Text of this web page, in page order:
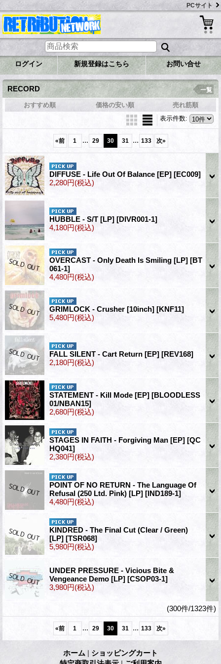
PCサイト
ログイン 新規登録はこちら お問い合せ
RECORD 一覧
おすすめ順 価格の安い順
売れ筋順
表示件数:
«前 1 ... 29 30 31 ... 133 次»
DIFFUSE - Life Out Of Balance [EP] [EC009]
2,280円(税込)
HUBBLE - S/T [LP] [DIVR001-1]
4,180円(税込)
OVERCAST - Only Death Is Smiling [LP] [BT
061-1]
4,480円(税込)
GRIMLOCK - Crusher [10inch] [KNF11]
5,480円(税込)
FALL SILENT - Cart Return [EP] [REV168]
2,180円(税込)
STATEMENT - Kill Mode [EP] [BLOODLESS
01/NBAN15]
2,680円(税込)
STAGES IN FAITH - Forgiving Man [EP] [QC
HQ041]
2,380円(税込)
POINT OF NO RETURN - The Language Of
Refusal (250 Ltd. Pink) [LP] [IND189-1]
4,480円(税込)
KINDRED - The Final Cut (Clear / Green)
[LP] [TSR068]
5,980円(税込)
UNDER PRESSURE - Vicious Bite &
Vengeance Demo [LP] [CSOP03-1]
3,980円(税込)
(300件/1323件)
«前 1 ... 29 30 31 ... 133 次»
ホーム | ショッピングカート